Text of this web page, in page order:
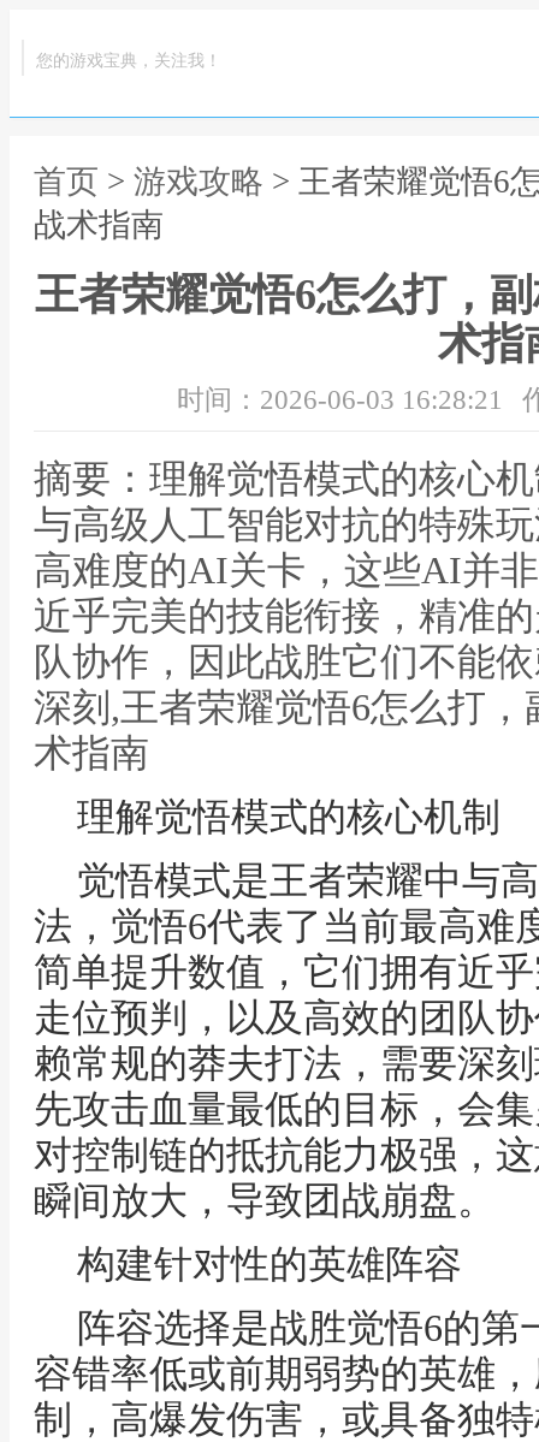
您的游戏宝典，关注我！
首页 > 游戏攻略 > 王者荣耀觉悟6
战术指南
王者荣耀觉悟6怎么打，
术指
时间：2026-06-03 16:28:21
摘要：理解觉悟模式的核心
与高级人工智能对抗的特殊
高难度的AI关卡，这些AI并
近乎完美的技能衔接，精准
队协作，因此战胜它们不能
深刻,王者荣耀觉悟6怎么打
术指南
理解觉悟模式的核心机制
觉悟模式是王者荣耀中与
法，觉悟6代表了当前最高难
简单提升数值，它们拥有近
走位预判，以及高效的团队
赖常规的莽夫打法，需要深
先攻击血量最低的目标，会
对控制链的抵抗能力极强，
瞬间放大，导致团战崩盘。
构建针对性的英雄阵容
阵容选择是战胜觉悟6的
容错率低或前期弱势的英雄
制，高爆发伤害，或具备独